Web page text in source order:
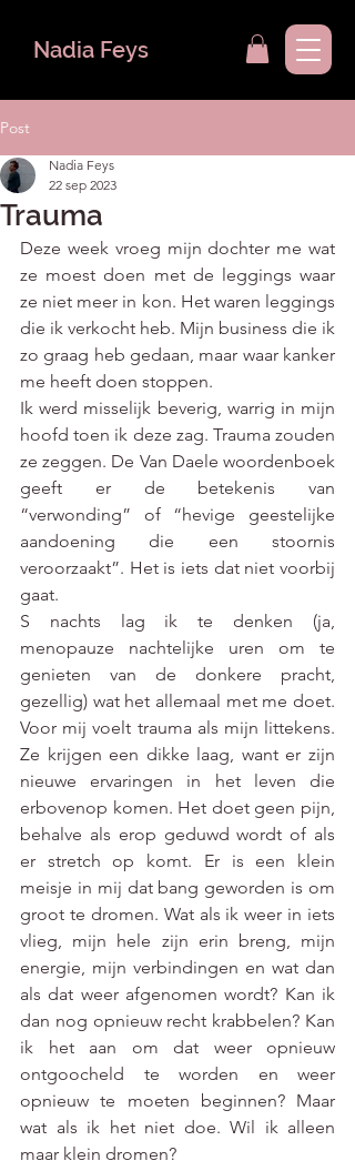
Nadia Feys
Post
Trauma
Nadia Feys
22 sep 2023
Deze week vroeg mijn dochter me wat
ze moest doen met de leggings waar
ze niet meer in kon. Het waren leggings
die ik verkocht heb. Mijn business die ik
zo graag heb gedaan, maar waar kanker
me heeft doen stoppen.
Ik werd misselijk beverig, warrig in mijn
hoofd toen ik deze zag. Trauma zouden
ze zeggen. De Van Daele woordenboek
geeft er de betekenis van
“verwonding” of “
aandoening die een stoornis
veroorzaakt”. Het is iets dat niet voorbij
gaat.
S nachts lag ik te denken (ja,
menopauze nachtelijke uren om te
genieten van de donkere pracht,
gezellig) wat het allemaal met me doet.
Voor mij voelt trauma als mijn littekens.
Ze krijgen een dikke laag, want er zijn
nieuwe ervaringen in het leven die
erbovenop komen. Het doet geen pijn,
behalve als erop geduwd wordt of als
er stretch op komt. Er is een klein
meisje in mij dat bang geworden is om
groot te dromen. Wat als ik weer in iets
vlieg, mijn hele zijn erin breng, mijn
energie, mijn verbindingen en wat dan
als dat weer afgenomen wordt? Kan ik
dan nog opnieuw recht krabbelen? Kan
ik het aan om dat weer opnieuw
ontgoocheld te worden en weer
opnieuw te moeten beginnen? Maar
wat als ik het niet doe. Wil ik alleen
maar klein dromen?